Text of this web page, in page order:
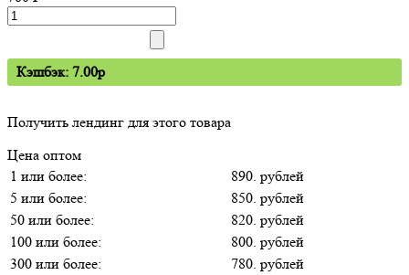
Кэшбэк: 7.00p
Получить лендинг для этого товара
Цена оптом
1 или более:
890. рублей
5 или более:
850. рублей
50 или более:
820. рублей
100 или более:
800. рублей
300 или более:
780. рублей